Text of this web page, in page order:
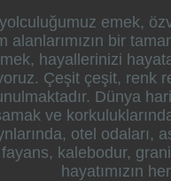
emek,
alanlarımızın bir
hayallerinizi
Çeşit çeşit, renk
Dünya
ve
otel odaları,
kalebodur,
hayatımızın